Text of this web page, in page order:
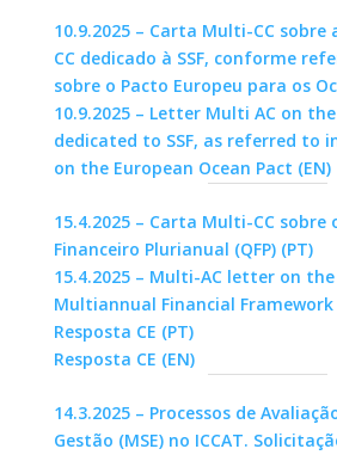
10.9.2025 – Carta Multi-CC sobre
CC dedicado à SSF, conforme
sobre o Pacto Europeu para os
10.9.2025 – Letter Multi AC on
dedicated to SSF, as referred to
on the European Ocean Pact (EN)
15.4.2025 – Carta Multi-CC
Financeiro Plurianual (QFP) (PT)
15.4.2025 – Multi-AC letter on
Multiannual Financial Framework
Resposta CE (PT)
Resposta CE (EN)
14.3.2025 – Processos de
Gestão (MSE) no ICCAT.